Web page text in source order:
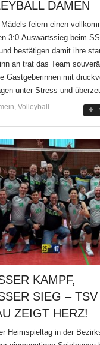
DAMEN
Mädels feiern einen
3:0-Auswärtssieg beim
bestätigen damit ihre
an trat das Team
Gastgeberinnen mit
unter Stress und
, Volleyball
KAMPF, G
SIEG – TSV HA
HERZ!
Heimspieltag in der